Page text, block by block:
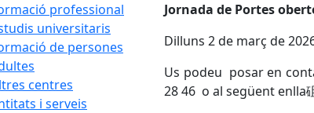
professional
universitaris
de persones
centres
i serveis
Jornada de Portes
Dilluns 2 de març de
Us podeu posar en
28 46 o al següent enlla